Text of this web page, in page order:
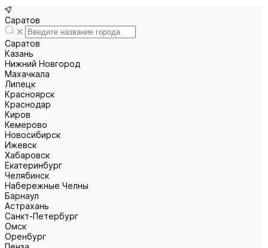
Саратов
Саратов
Казань
Нижний Новгород
Махачкала
Липецк
Красноярск
Краснодар
Киров
Кемерово
Новосибирск
Ижевск
Хабаровск
Екатеринбург
Челябинск
Набережные Челны
Барнаул
Астрахань
Санкт-Петербург
Омск
Оренбург